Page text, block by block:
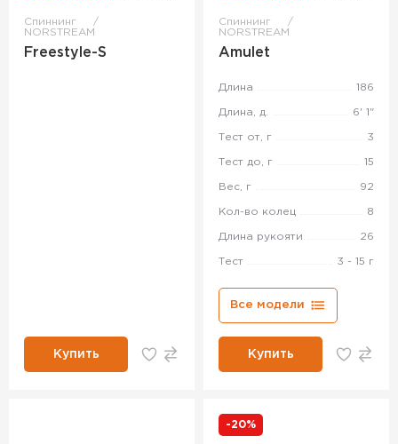
Спиннинг
NORSTREAM
Freestyle-S
Купить
Спиннинг
NORSTREAM
Amulet
Длина 186
Длина, д. 6' 1"
Тест от, г 3
Тест до, г 15
Вес, г 92
Кол-во колец 8
Длина рукояти 26
Тест 3 - 15 г
Все модели
Купить
-20%